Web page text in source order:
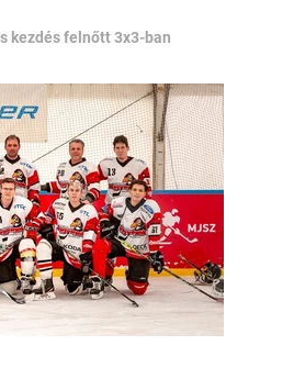
kezdés felnőtt 3x3-ban